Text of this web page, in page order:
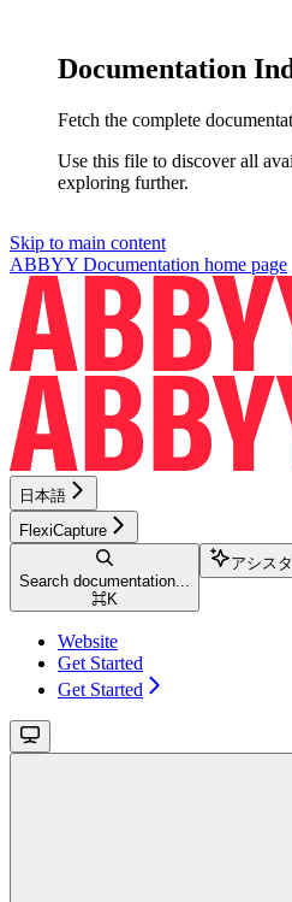
Documentation
Fetch the complete
Use this file to discover all
exploring further.
Skip to main content
ABBYY Documentation home page
日本語
FlexiCapture
Search documentation...
⌘K
アシス
Website
Get Started
Get Started